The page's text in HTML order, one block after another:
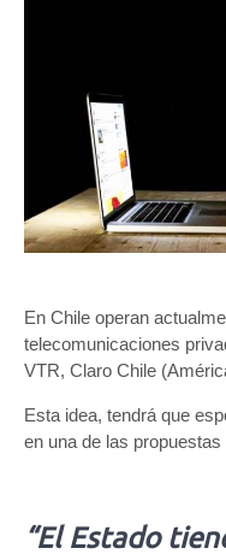
En Chile operan
telecomunicaciones
VTR, Claro Chile
Esta idea, tendrá que
en una de las propuestas
“El Estado